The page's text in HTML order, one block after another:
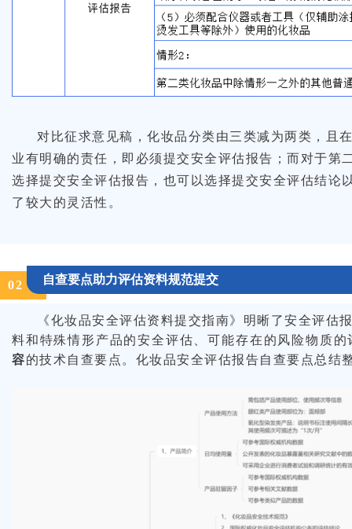
对比征求意见稿，化妆品分类由三类减为两类，且
业有明确的责任，即必须提交安全评估报告；而对于
选择提交安全评估报告，也可以选择提交安全评估结论
了较大的灵活性。
02 自查要点助力评估资料规范提交
《化妆品安全评估资料提交指南》明晰了安全评
料和特殊情形产品的安全评估、可能存在的风险物质
容的技术自查要点。化妆品安全评估报告自查要点总结